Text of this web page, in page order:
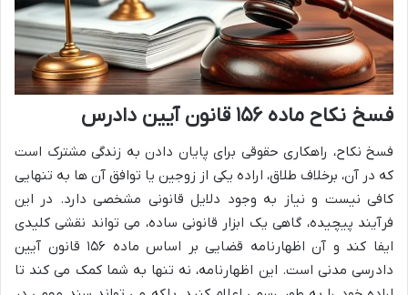
فسخ نکاح ماده ۱۵۶ قانون آیین دادرس
فسخ نکاح، راهکاری حقوقی برای پایان دادن به زندگی مشترک است
که در آن، برخلاف طلاق، اراده یکی از زوجین یا توافق آن ها به تنهایی
کافی نیست و نیاز به وجود دلایل قانونی مشخصی دارد. در این
فرآیند پیچیده، گاهی یک ابزار قانونی ساده، می تواند نقشی کلیدی
ایفا کند و آن اظهارنامه قضایی بر اساس ماده ۱۵۶ قانون آیین
دادرسی مدنی است. این اظهارنامه، نه تنها به شما کمک می کند تا